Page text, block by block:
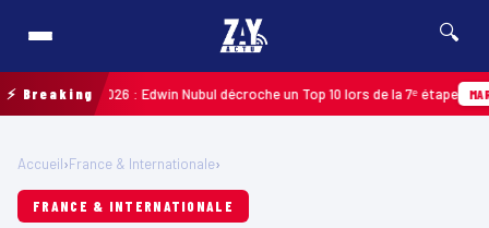
🔍
⚡ Breaking2026 : Edwin Nubul décroche un Top 10 lors de la 7ᵉ étape
Accueil›France & Internationale›
FRANCE & INTERNATIONALE